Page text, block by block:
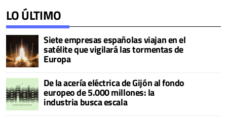
LO ÚLTIMO
Siete empresas españolas viajan en el
satélite que vigilará las tormentas de
Europa
De la acería eléctrica de Gijón al fondo
europeo de 5.000 millones: la
industria busca escala